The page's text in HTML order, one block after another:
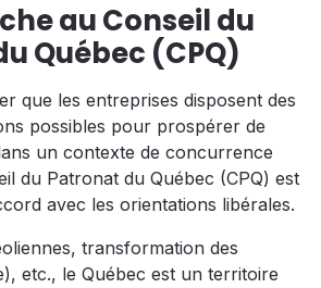
au Conseil du
Québec (CPQ)
que les entreprises disposent des
possibles pour prospérer de
un contexte de concurrence
du Patronat du Québec (CPQ) est
avec les orientations libérales.
transformation des
etc., le Québec est un territoire